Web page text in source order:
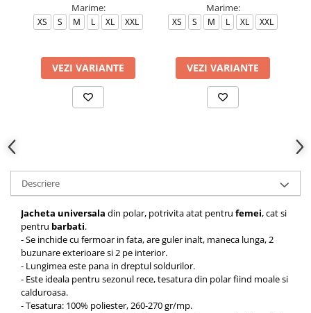
Marime:
XS S M L XL XXL
VEZI VARIANTE
Marime:
XS S M L XL XXL
VEZI VARIANTE
Descriere
Jacheta universala din polar, potrivita atat pentru femei, cat si
pentru barbati.
- Se inchide cu fermoar in fata, are guler inalt, maneca lunga, 2
buzunare exterioare si 2 pe interior.
- Lungimea este pana in dreptul soldurilor.
- Este ideala pentru sezonul rece, tesatura din polar fiind moale si
calduroasa.
- Tesatura: 100% poliester, 260-270 gr/mp.